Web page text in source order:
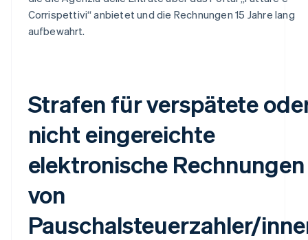
Corrispettivi“ anbietet und die Rechnungen 15 Jahre lang
aufbewahrt.
Strafen für verspätete
nicht eingereichte
elektronische Rechnungen
von
Pauschalsteuerzahler/